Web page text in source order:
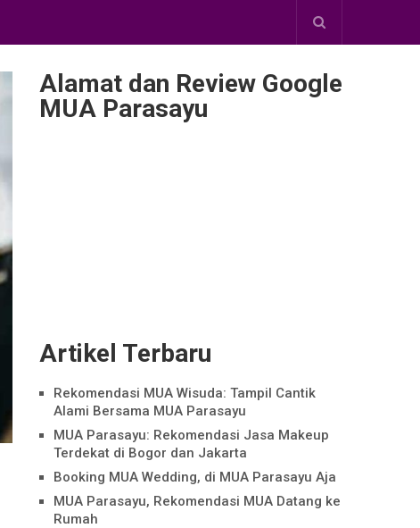
Alamat dan Review Google
MUA Parasayu
Artikel Terbaru
Rekomendasi MUA Wisuda: Tampil Cantik
Alami Bersama MUA Parasayu
MUA Parasayu: Rekomendasi Jasa Makeup
Terdekat di Bogor dan Jakarta
Booking MUA Wedding, di MUA Parasayu Aja
MUA Parasayu, Rekomendasi MUA Datang ke
Rumah